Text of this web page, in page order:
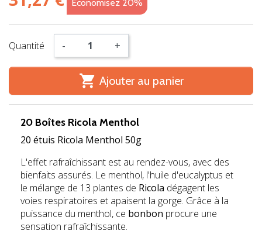
Économisez 20%
Quantité - +
 Ajouter au panier
20 Boîtes Ricola Menthol
20 étuis Ricola Menthol 50g
L'effet rafraîchissant est au rendez-vous, avec des
bienfaits assurés. Le menthol, l'huile d'eucalyptus et
le mélange de 13 plantes de Ricola dégagent les
voies respiratoires et apaisent la gorge. Grâce à la
puissance du menthol, ce bonbon procure une
sensation rafraîchissante.